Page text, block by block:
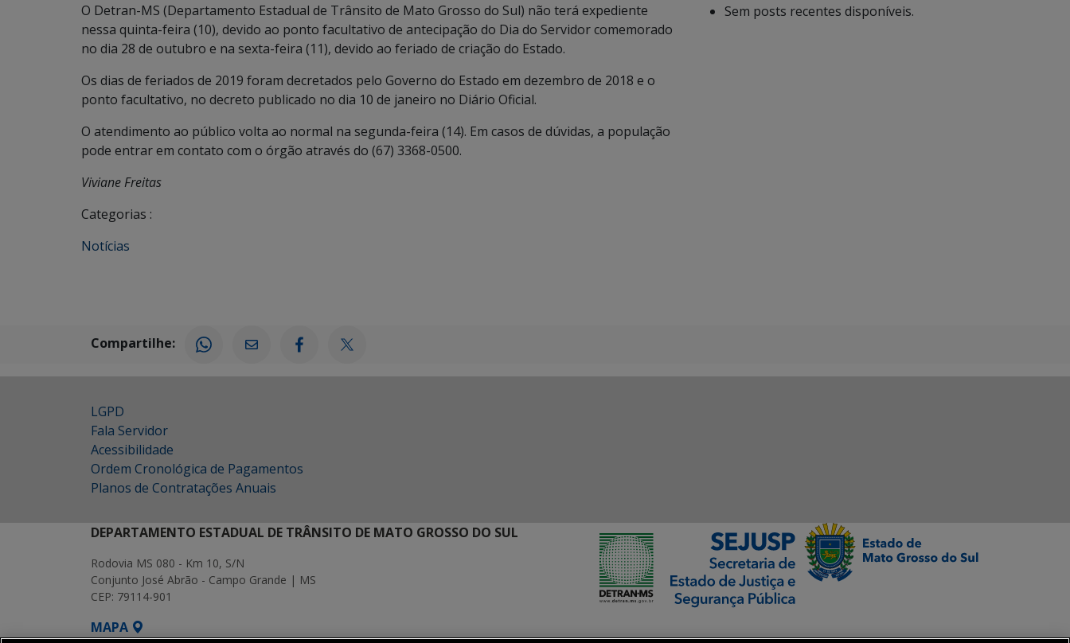
O Detran-MS (Departamento Estadual de Trânsito de Mato Grosso do Sul) não terá expediente
nessa quinta-feira (10), devido ao ponto facultativo de antecipação do Dia do Servidor comemorado
no dia 28 de outubro e na sexta-feira (11), devido ao feriado de criação do Estado.
Os dias de feriados de 2019 foram decretados pelo Governo do Estado em dezembro de 2018 e o
ponto facultativo, no decreto publicado no dia 10 de janeiro no Diário Oficial.
O atendimento ao público volta ao normal na segunda-feira (14). Em casos de dúvidas, a população
pode entrar em contato com o órgão através do (67) 3368-0500.
Viviane Freitas
Categorias :
Notícias
Sem posts recentes disponíveis.
Compartilhe:
LGPD
Fala Servidor
Acessibilidade
Ordem Cronológica de Pagamentos
Planos de Contratações Anuais
DEPARTAMENTO ESTADUAL DE TRÂNSITO DE MATO GROSSO DO SUL
Rodovia MS 080 - Km 10, S/N
Conjunto José Abrão - Campo Grande | MS
CEP: 79114-901
MAPA